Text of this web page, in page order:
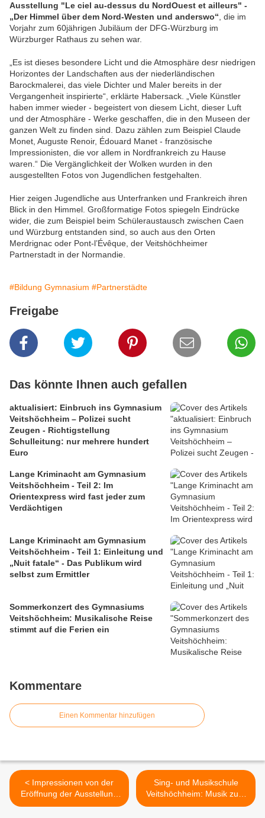
Ausstellung "Le ciel au-dessus du NordOuest et ailleurs" -
„Der Himmel über dem Nord-Westen und anderswo“ , die im
Vorjahr zum 60jährigen Jubiläum der DFG-Würzburg im
Würzburger Rathaus zu sehen war.
„Es ist dieses besondere Licht und die Atmosphäre desr niedrigen
Horizontes der Landschaften aus der niederländischen
Barockmalerei, das viele Dichter und Maler bereits in der
Vergangenheit inspirierte“, erklärte Habersack. „Viele Künstler
haben immer wieder - begeistert von diesem Licht, dieser Luft
und der Atmosphäre - Werke geschaffen, die in den Museen der
ganzen Welt zu finden sind. Dazu zählen zum Beispiel Claude
Monet, Auguste Renoir, Édouard Manet - französische
Impressionisten, die vor allem in Nordfrankreich zu Hause
waren.“ Die Vergänglichkeit der Wolken wurden in den
ausgestellten Fotos von Jugendlichen festgehalten.
Hier zeigen Jugendliche aus Unterfranken und Frankreich ihren
Blick in den Himmel. Großformatige Fotos spiegeln Eindrücke
wider, die zum Beispiel beim Schüleraustausch zwischen Caen
und Würzburg entstanden sind, so auch aus den Orten
Merdrignac oder Pont-l’Évêque, der Veitshöchheimer
Partnerstadt in der Normandie.
#Bildung Gymnasium #Partnerstädte
Freigabe
Das könnte Ihnen auch gefallen
aktualisiert: Einbruch ins Gymnasium
Veitshöchheim – Polizei sucht
Zeugen - Richtigstellung
Schulleitung: nur mehrere hundert
Euro
Lange Kriminacht am Gymnasium
Veitshöchheim - Teil 2: Im
Orientexpress wird fast jeder zum
Verdächtigen
Lange Kriminacht am Gymnasium
Veitshöchheim - Teil 1: Einleitung und
„Nuit fatale“ - Das Publikum wird
selbst zum Ermittler
Sommerkonzert des Gymnasiums
Veitshöchheim: Musikalische Reise
stimmt auf die Ferien ein
Kommentare
Einen Kommentar hinzufügen
< Impressionen von der
Eröffnung der Ausstellung
Veitshöchheimer Dreiklang
Sing- und Musikschule
Veitshöchheim: Musik zum
Feierabend am 3.4. in die